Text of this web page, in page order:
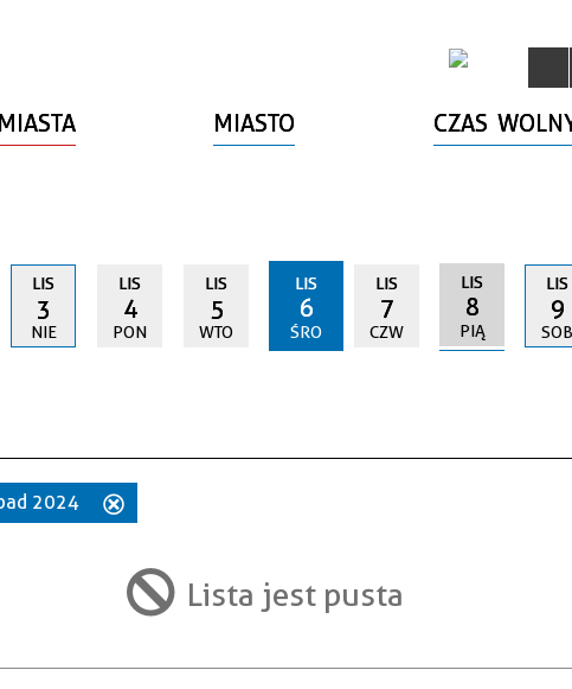
MIASTO CZAS
LIS
3
NIE
LIS
4
PON
LIS
5
WTO
LIS
6
ŚRO
LIS
7
CZW
LIS
8
PIĄ
LIS
9
SOB
2024
Lista jest pusta